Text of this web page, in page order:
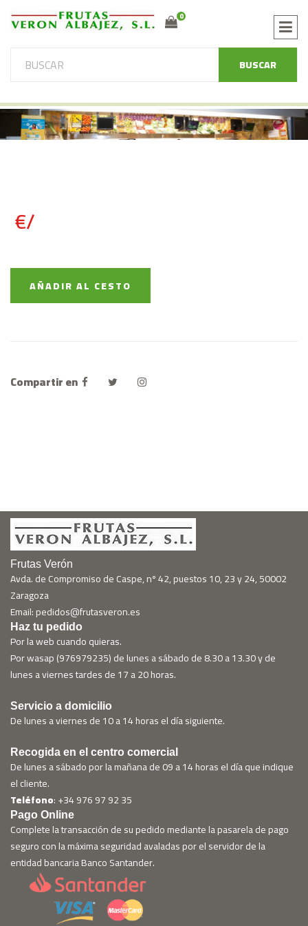
0
BUSCAR
€/
AÑADIR AL CESTO
Compartir en
Frutas Verón
Avda. de Compromiso de Caspe, nº 42, puestos 10, 23 y 24, 50002
Zaragoza
Email: pedidos@frutasveron.es
Haz tu pedido
Por la web cuando quieras.
Por wasap (976979235) de lunes a sábado de 8.30 a 13.30 y de
lunes a viernes tardes de 17 a 20 horas.
Servicio a domicilio
De lunes a viernes de 10 a 14 horas el día siguiente.
Recogida en el centro comercial
De lunes a sábado por la mañana de 09 a 14 horas el día que indique
el cliente.
Teléfono: +34 976 97 92 35
Pago Online
Complete la transacción de su pedido mediante la pasarela de pago
seguro con la máxima seguridad avaladas por el servidor de la
entidad bancaria Banco Santander.